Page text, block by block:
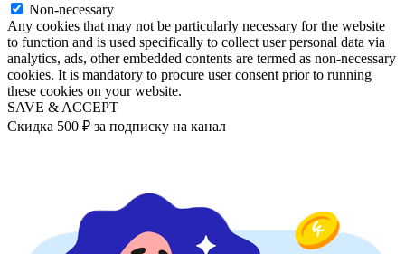
Non-necessary
Any cookies that may not be particularly necessary for the website
to function and is used specifically to collect user personal data via
analytics, ads, other embedded contents are termed as non-necessary
cookies. It is mandatory to procure user consent prior to running
these cookies on your website.
SAVE & ACCEPT
Скидка 500 ₽ за подписку на канал